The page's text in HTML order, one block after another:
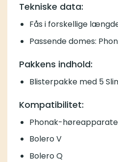
Tekniske data:
Fås i forskellige
Passende domes:
Pakkens indhold:
Blisterpakke med 5
Kompatibilitet:
Phonak-
Bolero V
Bolero Q